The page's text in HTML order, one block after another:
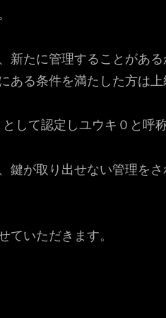
新たに管理することがあ
る条件を満たした方は
して認定しユウキ０と呼称
が取り出せない管理を
いただきます。